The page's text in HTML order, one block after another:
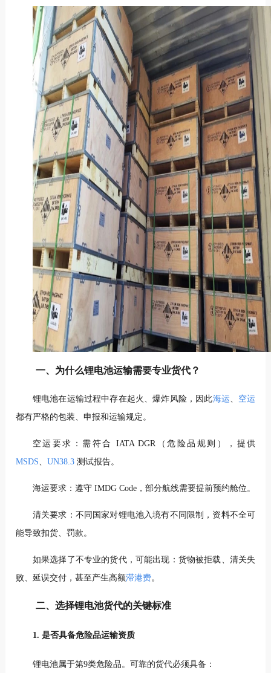
一、为什么锂电池运输需要专业货代？
锂电池在运输过程中存在起火、爆炸风险，因此海运
空运
都有严格的包装、申报和运输规定。
空运要求：需符合 IATA DGR（危险品规则），提供
MSDS
UN38.3测试报告。
海运要求：遵守 IMDG Code，部分航线需要提前预约舱位。
清关要求：不同国家对锂电池入境有不同限制，资料不全可
能导致扣货、罚款。
如果选择了不专业的货代，可能出现：货物被拒载、清关失
败、延误交付，甚至产生高额滞港费。
二、选择锂电池货代的关键标准
1. 是否具备危险品运输资质
锂电池属于第9类危险品。可靠的货代必须具备：